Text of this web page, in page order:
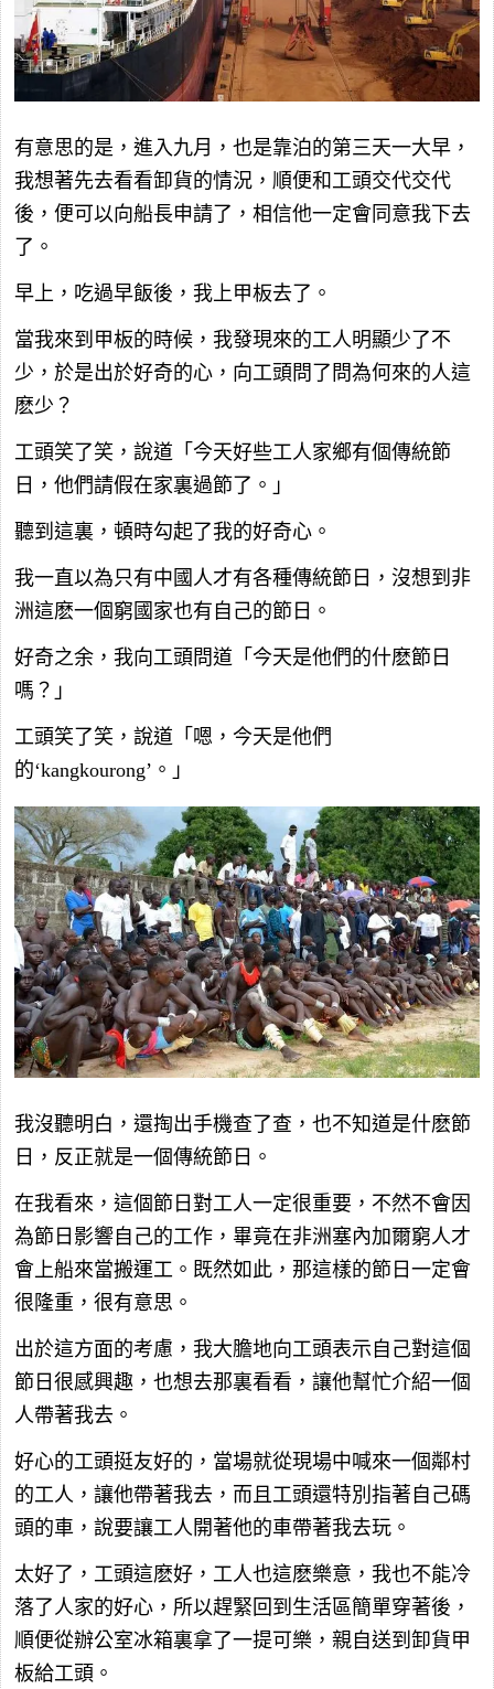
有意思的是，進入九月，也是靠泊的第三天一大早，
我想著先去看看卸貨的情況，順便和工頭交代交代
後，便可以向船長申請了，相信他一定會同意我下去
了。
早上，吃過早飯後，我上甲板去了。
當我來到甲板的時候，我發現來的工人明顯少了不
少，於是出於好奇的心，向工頭問了問為何來的人這
麽少？
工頭笑了笑，說道「今天好些工人家鄉有個傳統節
日，他們請假在家裏過節了。」
聽到這裏，頓時勾起了我的好奇心。
我一直以為只有中國人才有各種傳統節日，沒想到非
洲這麽一個窮國家也有自己的節日。
好奇之余，我向工頭問道「今天是他們的什麽節日
嗎？」
工頭笑了笑，說道「嗯，今天是他們
的‘kangkourong’。」
我沒聽明白，還掏出手機查了查，也不知道是什麽節
日，反正就是一個傳統節日。
在我看來，這個節日對工人一定很重要，不然不會因
為節日影響自己的工作，畢竟在非洲塞內加爾窮人才
會上船來當搬運工。既然如此，那這樣的節日一定會
很隆重，很有意思。
出於這方面的考慮，我大膽地向工頭表示自己對這個
節日很感興趣，也想去那裏看看，讓他幫忙介紹一個
人帶著我去。
好心的工頭挺友好的，當場就從現場中喊來一個鄰村
的工人，讓他帶著我去，而且工頭還特別指著自己碼
頭的車，說要讓工人開著他的車帶著我去玩。
太好了，工頭這麽好，工人也這麽樂意，我也不能冷
落了人家的好心，所以趕緊回到生活區簡單穿著後，
順便從辦公室冰箱裏拿了一提可樂，親自送到卸貨甲
板給工頭。